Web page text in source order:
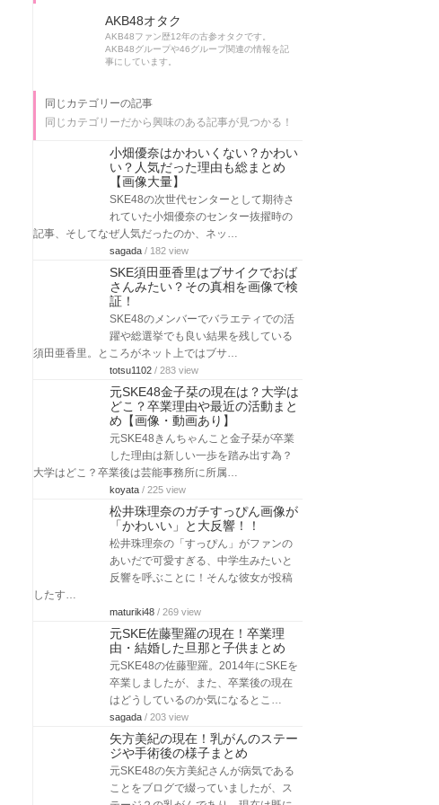
AKB48オタク
AKB48ファン歴12年の古参オタクです。
AKB48グループや46グループ関連の情報を記
事にしています。
同じカテゴリーの記事
同じカテゴリーだから興味のある記事が見つかる！
小畑優奈はかわいくない？かわい
い？人気だった理由も総まとめ
【画像大量】
SKE48の次世代センターとして期待さ
れていた小畑優奈のセンター抜擢時の
記事、そしてなぜ人気だったのか、ネッ…
sagada / 182 view
SKE須田亜香里はブサイクでおば
さんみたい？その真相を画像で検
証！
SKE48のメンバーでバラエティでの活
躍や総選挙でも良い結果を残している
須田亜香里。ところがネット上ではブサ…
totsu1102 / 283 view
元SKE48金子栞の現在は？大学は
どこ？卒業理由や最近の活動まと
め【画像・動画あり】
元SKE48きんちゃんこと金子栞が卒業
した理由は新しい一歩を踏み出す為？
大学はどこ？卒業後は芸能事務所に所属…
koyata / 225 view
松井珠理奈のガチすっぴん画像が
「かわいい」と大反響！！
松井珠理奈の「すっぴん」がファンの
あいだで可愛すぎる、中学生みたいと
反響を呼ぶことに！そんな彼女が投稿
したす…
maturiki48 / 269 view
元SKE佐藤聖羅の現在！卒業理
由・結婚した旦那と子供まとめ
元SKE48の佐藤聖羅。2014年にSKEを
卒業しましたが、また、卒業後の現在
はどうしているのか気になるとこ…
sagada / 203 view
矢方美紀の現在！乳がんのステー
ジや手術後の様子まとめ
元SKE48の矢方美紀さんが病気である
ことをブログで綴っていましたが、ス